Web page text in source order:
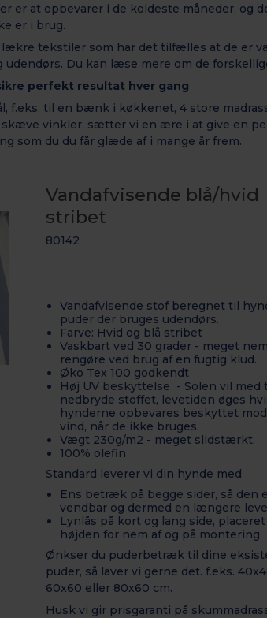
er at opbevarer i de koldeste måneder, og
er i brug.
tekstiler som har det tilfælles at de er
udendørs. Du kan læse mere om de
perfekt resultat hver gang
f.eks. til en bænk i køkkenet, 4 store
vinkler, sætter vi en ære i at give en
som du du får glæde af i mange år frem.
Vandafvisende blå/hvid
stribet
80142
Vandafvisende stof beregnet til
puder der bruges udendørs.
Farve: Hvid og blå stribet
Vaskbart ved 30 grader - meget
rengøre ved brug af en fugtig klud.
Øko Tex 100 godkendt
Høj UV beskyttelse - Solen vil med
nedbryde stoffet, levetiden øges
hynderne opbevares beskyttet
vind, når de ikke bruges.
Vægt 230g/m2 - meget slidstærkt.
100% olefin
Standard leverer vi din hynde med
Ens betræk på begge sider, så den
vendbar og dermed en længere
Lynlås på kort og lang side,
højden for nem af og på montering
Ønkser du puderbetræk til dine
puder, så laver vi gerne det. f.eks.
60x60 eller 80x60 cm.
Husk vi gir prisgaranti på